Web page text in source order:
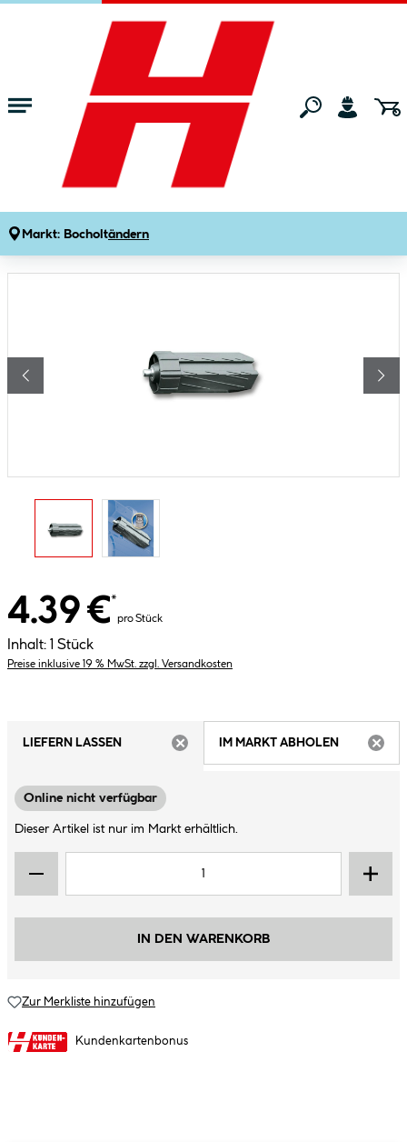
Zum Hauptinhalt springen
Markt: Bocholtändern
Bauen & Renovieren Fenster
Schellenberg Walzenhülse Maxi
Artikelnummer: 112030
4.39 €*
pro Stück
Inhalt: 1 Stück
Preise inklusive 19 % MwSt. zzgl. Versandkosten
LIEFERN LASSEN
IM MARKT ABHOLEN
Online nicht verfügbar
Dieser Artikel ist nur im Markt erhältlich.
IN DEN WARENKORB
Zur Merkliste hinzufügen
Kundenkartenbonus